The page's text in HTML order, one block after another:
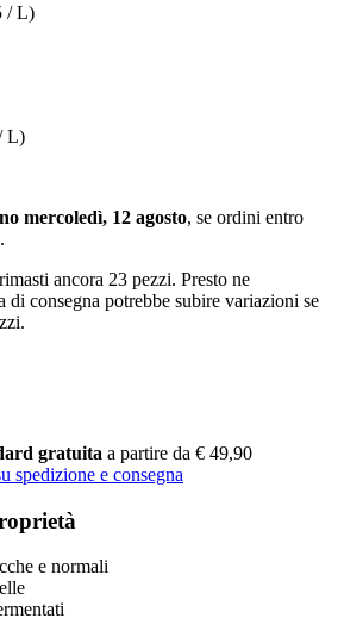
/ L)
L)
mercoledì, 12 agosto, se ordini entro
.
ancora 23 pezzi. Presto ne
di consegna potrebbe subire variazioni se
gratuita a partire da € 49,90
spedizione e consegna
e normali